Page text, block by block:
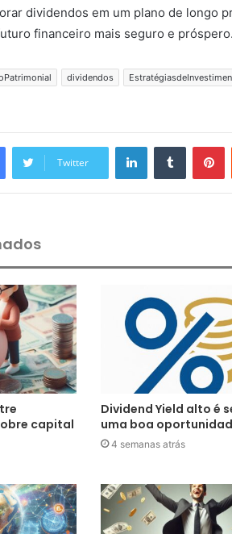
dividendos em um plano de longo
financeiro mais seguro e próspero.
dividendos
Twitter
capital
Dividend Yield alto é
uma boa
4 semanas atrás